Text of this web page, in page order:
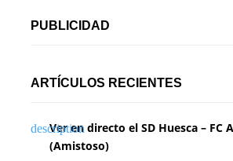
PUBLICIDAD
ARTÍCULOS RECIENTES
Ver en directo el SD Huesca – FC
(Amistoso)